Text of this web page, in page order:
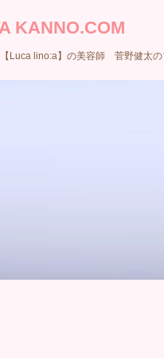
KANNO.COM
Luca lino:a】の美容師 菅野健太の